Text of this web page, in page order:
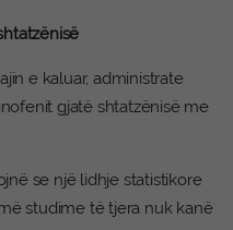
e kaluar, administrate
gjatë shtatzënisë me
se një lidhje statistikore
studime të tjera nuk kanë